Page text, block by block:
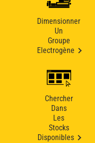
Dimensionner
Un
Groupe
Electrogène
Chercher
Dans
Les
Stocks
Disponibles